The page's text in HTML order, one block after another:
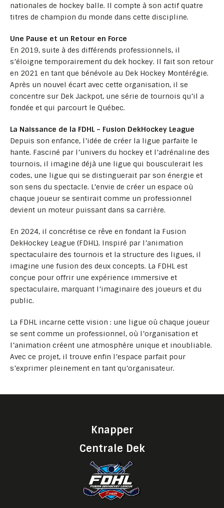
nationales de hockey balle. Il compte à son actif quatre
titres de champion du monde dans cette discipline.
Une Pause et un Retour en Force
En 2019, suite à des différends professionnels, il
s’éloigne temporairement du dek hockey. Il fait son retour
en 2021 en tant que bénévole au Dek Hockey Montérégie.
Après un nouvel écart avec cette organisation, il se
concentre sur Dek Jackpot, une série de tournois qu’il a
fondée et qui parcourt le Québec.
La Naissance de la FDHL – Fusion DekHockey League
Depuis son enfance, l’idée de créer la ligue parfaite le
hante. Fasciné par l’univers du hockey et l’adrénaline des
tournois, il imagine déjà une ligue qui bousculerait les
codes, une ligue qui se distinguerait par son énergie et
son sens du spectacle. L’envie de créer un espace où
chaque joueur se sentirait comme un professionnel
devient un moteur puissant dans sa carrière.
En 2024, il concrétise ce rêve en fondant la Fusion
DekHockey League (FDHL). Inspiré par l’animation
spectaculaire des tournois et la structure des ligues, il
imagine une fusion des deux concepts. La FDHL est
conçue pour offrir une expérience immersive et
spectaculaire, marquant l’imaginaire des joueurs et du
public.
La FDHL incarne cette vision : une ligue où chaque joueur
se sent comme un professionnel, où l’organisation et
l’animation créent une atmosphère unique et inoubliable.
Avec ce projet, il trouve enfin l’espace parfait pour
s’exprimer pleinement en tant qu’organisateur.
Knapper
Centrale Dek